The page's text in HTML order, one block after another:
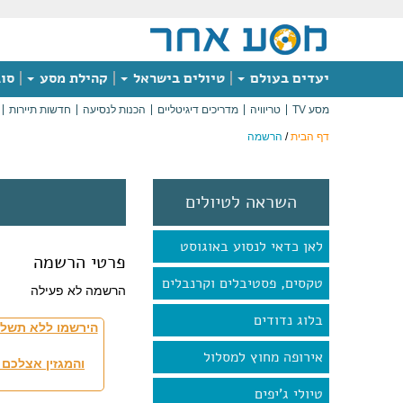
יעדים בעולם טיולים בישראל קהילת מסע
מסע TV טריוויה מדריכים דיגיטליים הכנות לנסיעה חדשות תיירות
דף הבית/ הרשמה
השראה לטיולים
לאן כדאי לנסוע באוגוסט
טקסים, פסטיבלים וקרנבלים
בלוג נדודים
אירופה מחוץ למסלול
טיולי ג'יפים
פרטי הרשמה
הרשמה לא פעילה
הירשמו ללא
והמגזין